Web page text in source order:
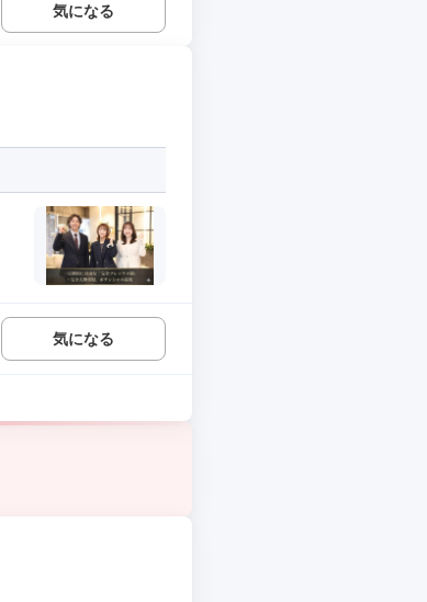
気になる
気になる